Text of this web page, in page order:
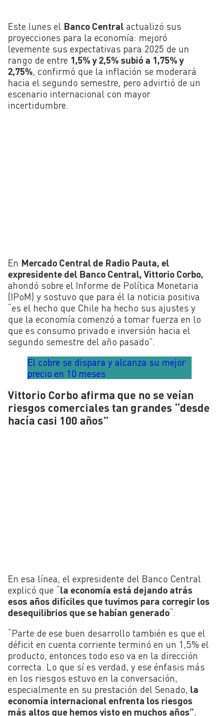
Este lunes el Banco Central actualizó sus
proyecciones para la economía: mejoró
levemente sus expectativas para 2025 de un
rango de entre 1,5% y 2,5% subió a 1,75% y
2,75% , confirmó que la inflación se moderará
hacia el segundo semestre, pero advirtió de un
escenario internacional con mayor
incertidumbre.
En Mercado Central de Radio Pauta, el
expresidente del Banco Central, Vittorio Corbo,
ahondó sobre el Informe de Política Monetaria
(IPoM) y sostuvo que para él la noticia positiva
“es el hecho que Chile ha hecho sus ajustes y
que la economía comenzó a tomar fuerza en lo
que es consumo privado e inversión hacia el
segundo semestre del año pasado”.
El cobre se dispara y alcanza su mejor
precio en 10 meses
Vittorio Corbo afirma que no se veían
riesgos comerciales tan grandes “desde
hacía casi 100 años”
En esa línea, el expresidente del Banco Central
explicó que “la economía está dejando atrás
esos años difíciles que tuvimos para corregir los
desequilibrios que se habían generado“.
“Parte de ese buen desarrollo también es que el
déficit en cuenta corriente terminó en un 1,5% el
producto, entonces todo eso va en la dirección
correcta. Lo que sí es verdad, y ese énfasis más
en los riesgos estuvo en la conversación,
especialmente en su prestación del Senado, la
economía internacional enfrenta los riesgos
más altos que hemos visto en muchos años”,